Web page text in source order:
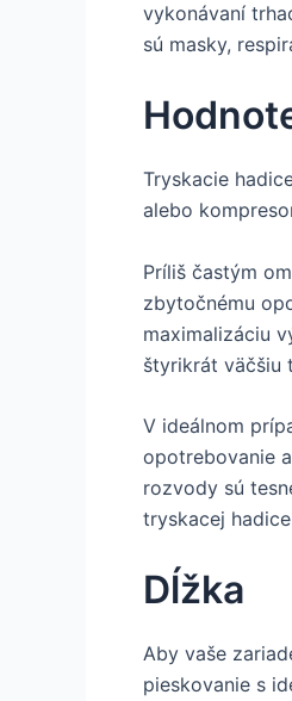
vykonávaní
sú masky,
Tryskacie
alebo
Príliš častým
zbytočnému
maximalizáciu
štyrikrát väčšiu
V ideálnom
opotrebovanie
rozvody sú
tryskacej
Dĺžka
Aby vaše
pieskovanie s